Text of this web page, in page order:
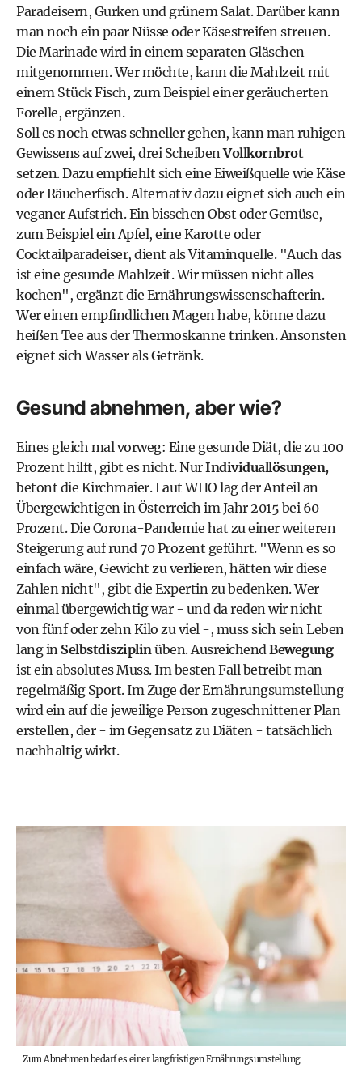
Paradeisern, Gurken und grünem Salat. Darüber kann
man noch ein paar Nüsse oder Käsestreifen streuen.
Die Marinade wird in einem separaten Gläschen
mitgenommen. Wer möchte, kann die Mahlzeit mit
einem Stück Fisch, zum Beispiel einer geräucherten
Forelle, ergänzen.
Soll es noch etwas schneller gehen, kann man ruhigen
Gewissens auf zwei, drei ScheibenVollkornbrot
setzen. Dazu empfiehlt sich eine Eiweißquelle wie Käse
oder Räucherfisch. Alternativ dazu eignet sich auch ein
veganer Aufstrich. Ein bisschen Obst oder Gemüse,
zum Beispiel einApfel, eine Karotte oder
Cocktailparadeiser, dient als Vitaminquelle. "Auch das
ist eine gesunde Mahlzeit. Wir müssen nicht alles
kochen", ergänzt die Ernährungswissenschafterin.
Wer einen empfindlichen Magen habe, könne dazu
heißen Tee aus der Thermoskanne trinken. Ansonsten
eignet sich Wasser als Getränk.
Gesund abnehmen, aber wie?
Eines gleich mal vorweg: Eine gesunde Diät, die zu 100
Prozent hilft, gibt es nicht. NurIndividuallösungen,
betont die Kirchmaier. Laut WHO lag der Anteil an
Übergewichtigen in Österreich im Jahr 2015 bei 60
Prozent. Die Corona-Pandemie hat zu einer weiteren
Steigerung auf rund 70 Prozent geführt. "Wenn es so
einfach wäre, Gewicht zu verlieren, hätten wir diese
Zahlen nicht", gibt die Expertin zu bedenken. Wer
einmal übergewichtig war - und da reden wir nicht
von fünf oder zehn Kilo zu viel -, muss sich sein Leben
lang in Selbstdisziplinüben. AusreichendBewegung
ist ein absolutes Muss. Im besten Fall betreibt man
regelmäßig Sport. Im Zuge derErnährungsumstellung
wird ein auf die jeweilige Person zugeschnittener Plan
erstellen, der - im Gegensatz zu Diäten - tatsächlich
nachhaltig wirkt.
Zum Abnehmen bedarf es einer langfristigen Ernährungsumstellung